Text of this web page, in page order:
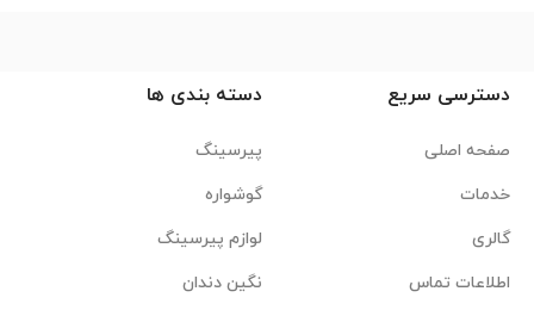
دسترسی سریع
صفحه اصلی
خدمات
گالری
اطلاعات تماس
دسته بندی ها
پیرسینگ
گوشواره
لوازم پیرسینگ
نگین دندان